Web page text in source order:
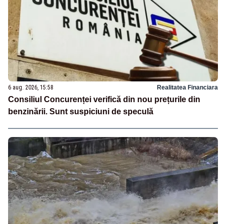
6 aug. 2026, 15:58 Realitatea Financiara
Consiliul Concurenței verifică din nou prețurile din
benzinării. Sunt suspiciuni de speculă